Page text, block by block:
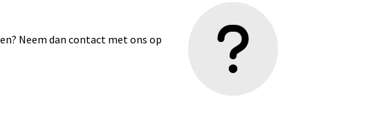
Neem dan contact met ons op